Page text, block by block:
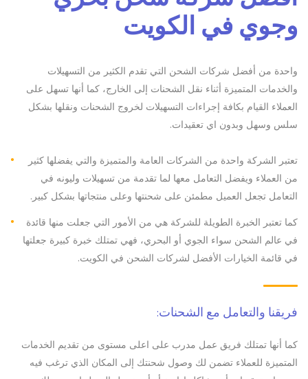
وجوي في الكويت
واحدة من أفضل شركات الشحن التي تقدم الكثير من التسهيلات
والخدمات المتميزة أثناء نقل الشحنات إلى الخارج، كما أنها تسهل على
العملاء القيام بكافة إجراءات التسهيلات لخروج الشحنات ونقلها بشكل
سلس وسهل وبدون اي تعقيدات.
تعتبر الشركة واحدة من الشركات العامة والمتميزة والتي يفضلها كثير
من العملاء ويفضل التعامل معها لما تقدمة من تسهيلات وليونه في
التعامل تجعل العميل مطمئن على شحنتها وعلى منتجاتها بشكل كبير.
كما تعتبر الخبرة الطويلة للشركة هي من الأمور التي جعلت منها قائدة
في عالم الشحن سواء الجوي أو البحري، فهي تمتلك خبرة كبيرة جعلتها
في قائمة الخيارات الأفضل لشركات الشحن في الكويت.
فريقنا والتعامل مع الشحنات:
كما أنها تمتلك فريق عمل مدرب على اعلى مستوى من تقديم الخدمات
المتميزة للعملاء تضمن لك وصول شحنتك إلى المكان الذي ترغب فيه